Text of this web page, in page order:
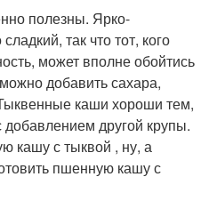
полезны. Ярко-
так что тот, кого
может вполне обойтись
добавить сахара,
каши хороши тем,
добавлением другой крупы.
кашу с тыквой , ну, а
пшенную кашу с